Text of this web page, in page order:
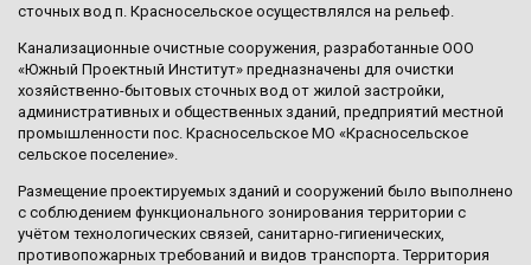
сточных вод п. Красносельское осуществлялся на рельеф.
Канализационные очистные сооружения, разработанные ООО
«Южный Проектный Институт» предназначены для очистки
хозяйственно-бытовых сточных вод от жилой застройки,
административных и общественных зданий, предприятий местной
промышленности пос. Красносельское МО «Красносельское
сельское поселение».
Размещение проектируемых зданий и сооружений было выполнено
с соблюдением функционального зонирования территории с
учётом технологических связей, санитарно-гигиенических,
противопожарных требований и видов транспорта. Территория